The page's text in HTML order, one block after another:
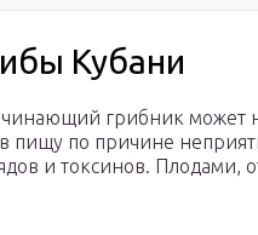
Кубани
грибник может
по причине
и токсинов. Плодами,